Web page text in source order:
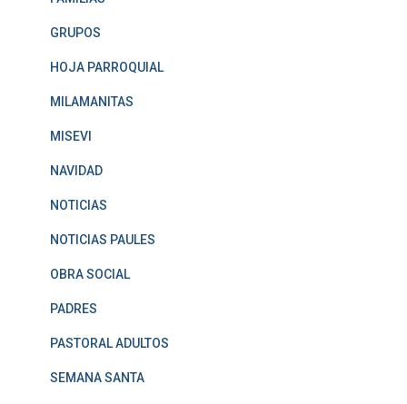
GRUPOS
HOJA PARROQUIAL
MILAMANITAS
MISEVI
NAVIDAD
NOTICIAS
NOTICIAS PAULES
OBRA SOCIAL
PADRES
PASTORAL ADULTOS
SEMANA SANTA